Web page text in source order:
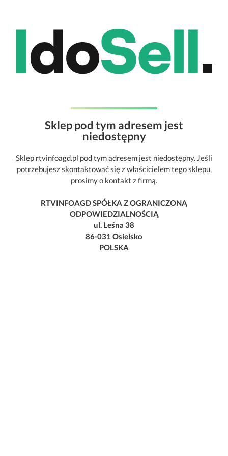
Sklep pod tym adresem jest
niedostępny
Sklep rtvinfoagd.pl pod tym adresem jest niedostępny. Jeśli
potrzebujesz skontaktować się z właścicielem tego sklepu,
prosimy o kontakt z firmą.
RTVINFOAGD SPÓŁKA Z OGRANICZONĄ
ODPOWIEDZIALNOŚCIĄ
ul. Leśna 38
86-031 Osielsko
POLSKA